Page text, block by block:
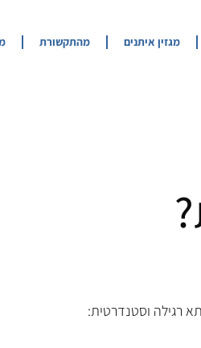
מגזין איתנים מהתקשורת
רגילה וסטנדרטית: